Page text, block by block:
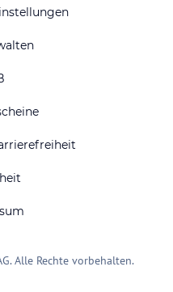
Alle Rechte vorbehalten.